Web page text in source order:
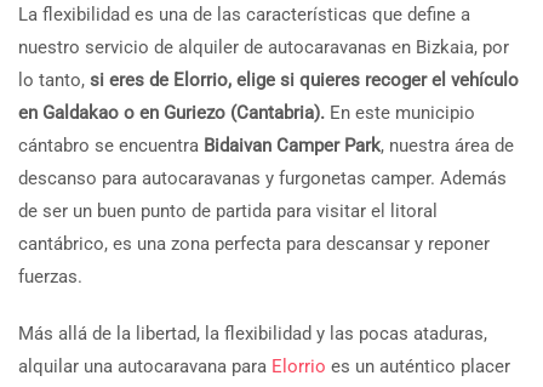
La flexibilidad es una de las características que define a
nuestro servicio de alquiler de autocaravanas en Bizkaia, por
lo tanto, si eres de Elorrio, elige si quieres recoger el vehículo
en Galdakao o en Guriezo (Cantabria). En este municipio
cántabro se encuentra Bidaivan Camper Park, nuestra área de
descanso para autocaravanas y furgonetas camper. Además
de ser un buen punto de partida para visitar el litoral
cantábrico, es una zona perfecta para descansar y reponer
fuerzas.
Más allá de la libertad, la flexibilidad y las pocas ataduras,
alquilar una autocaravana para Elorrio es un auténtico placer